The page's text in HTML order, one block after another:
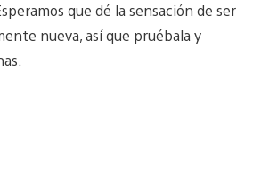
que dé la sensación de ser
nueva, así que pruébala y